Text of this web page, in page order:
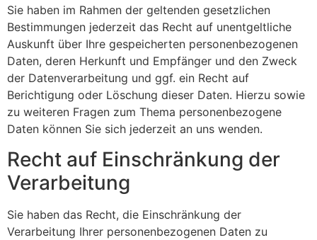
Sie haben im Rahmen der geltenden gesetzlichen
Bestimmungen jederzeit das Recht auf unentgeltliche
Auskunft über Ihre gespeicherten personenbezogenen
Daten, deren Herkunft und Empfänger und den Zweck
der Datenverarbeitung und ggf. ein Recht auf
Berichtigung oder Löschung dieser Daten. Hierzu sowie
zu weiteren Fragen zum Thema personenbezogene
Daten können Sie sich jederzeit an uns wenden.
Recht auf Einschränkung der
Verarbeitung
Sie haben das Recht, die Einschränkung der
Verarbeitung Ihrer personenbezogenen Daten zu